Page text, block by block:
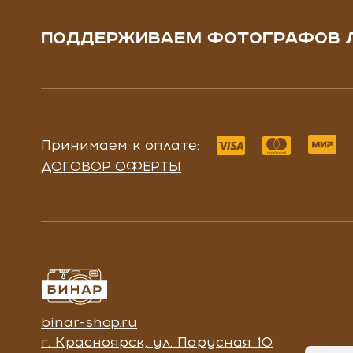
ПОДДЕРЖИВАЕМ ФОТОГРАФОВ
Принимаем к оплате:
ДОГОВОР ОФЕРТЫ
binar-shop.ru
г. Красноярск, ул. Парусная 10